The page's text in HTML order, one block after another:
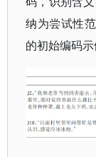
纳为尝试性
的初始编码示